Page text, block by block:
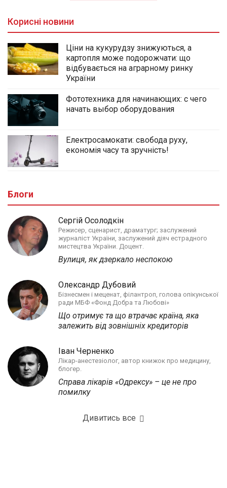
Корисні новини
Ціни на кукурудзу знижуються, а
картопля може подорожчати: що
відбувається на аграрному ринку
України
Фототехника для начинающих: с чего
начать выбор оборудования
Електросамокати: свобода руху,
економія часу та зручність!
Блоги
Сергій Осолодкін
Режисер, сценарист, драматург; заслужений
журналіст України, заслужений діяч естрадного
мистецтва України. Доцент.
Вулиця, як дзеркало неспокою
Олександр Дубовий
Бізнесмен і меценат, філантроп, голова опікунської
ради МБФ «Фонд Добра та Любові»
Що отримує та що втрачає країна, яка
залежить від зовнішніх кредиторів
Іван Черненко
Лікар-анестезіолог, автор книжок про медицину,
блогер.
Справа лікарів «Одрексу» – це не про
помилку
Дивитись все